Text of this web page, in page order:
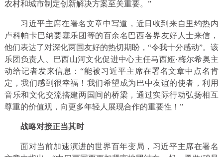
农村和城市制定创新解决方案至关重要。”
习近平主席在署名文章中写道，近日收到来自里约热内
卢科帕卡巴纳要塞乐团等的百余名巴西各界友好人士来信，
他们表达了对深化两国友好的热切期盼，“令我十分感动”。该
乐团负责人、巴西山河文化促进中心主任马西娅·梅尔希奥主
动给记者发来信息：“能被习近平主席在署名文章中点名肯
定，我们感到很幸福！我们希望成为巴中友谊的使者，利用
音乐和文化交流搭建两国间的桥梁，通过实际行动弘扬相互
尊重的价值观，向更多年轻人展现合作的重要性！”
战略对接正当其时
面对当前加速演进的世界百年变局，习近平主席在署名